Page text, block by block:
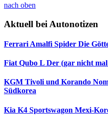
nach oben
Aktuell bei Autonotizen
Ferrari Amalfi Spider Die
Fiat Qubo L Der (gar nicht
KGM Tivoli und Korando
Südkorea
Kia K4 Sportswagon Mexi-